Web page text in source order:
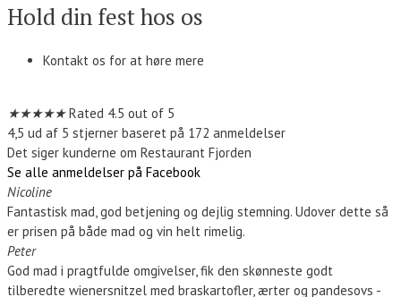
Hold din fest hos os
Kontakt os for at høre mere
★★★★★ Rated 4.5 out of 5
4,5 ud af 5 stjerner baseret på 172 anmeldelser
Det siger kunderne om Restaurant Fjorden
Se alle anmeldelser på Facebook
Nicoline
Fantastisk mad, god betjening og dejlig stemning. Udover dette så
er prisen på både mad og vin helt rimelig.
Peter
God mad i pragtfulde omgivelser, fik den skønneste godt
tilberedte wienersnitzel med braskartofler, ærter og pandesovs -